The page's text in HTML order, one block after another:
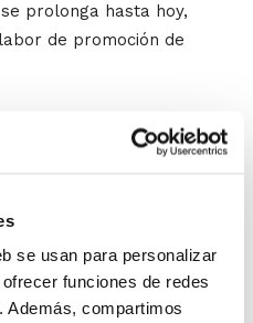
se usan para personalizar
funciones de redes
Además, compartimos
prolonga hasta hoy,
de promoción de
gracias a la Federación y
"este
a toda la gente.
objetivo:
"sigamos
más grande aún"